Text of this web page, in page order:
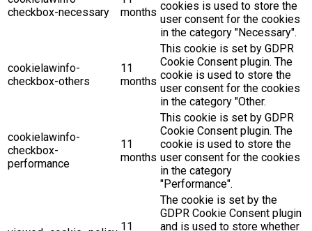
checkbox-necessary
months cookies is used to store the
user consent for the cookies
in the category "Necessary".
cookielawinfo-
checkbox-others
11
months
This cookie is set by GDPR
Cookie Consent plugin. The
cookie is used to store the
user consent for the cookies
in the category "Other.
cookielawinfo-
checkbox-
performance
11
months
This cookie is set by GDPR
Cookie Consent plugin. The
cookie is used to store the
user consent for the cookies
in the category
"Performance".
11
The cookie is set by the
GDPR Cookie Consent plugin
and is used to store whether